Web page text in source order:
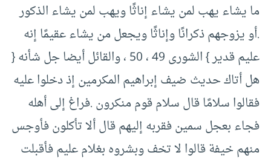
ما يشاء يهب لمن يشاء إناثًا ويهب لمن يشاء الذكور
.‏أو يزوجهم ذكرانًا وإناثًا ويجعل من يشاء عقيمًا إنه
عليم قدير }‏ الشورى ‏49 ، ‏50 ، والقائل أيضا جل شأنه {‏
هل أتاك حديث ضيف إبراهيم المكرمين إذ دخلوا عليه
فقالوا سلامًا قال سلام قوم منكرون .‏فراغ إلى أهله
فجاء بعجل سمين فقربه إليهم قال ألا تأكلون فأوجس
منهم خيفة قالوا لا تخف وبشروه بغلام عليم فأقبلت